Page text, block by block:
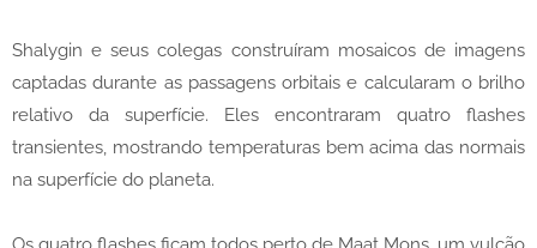
Shalygin e seus colegas construíram mosaicos de imagens
captadas durante as passagens orbitais e calcularam o brilho
relativo da superfície. Eles encontraram quatro flashes
transientes, mostrando temperaturas bem acima das normais
na superfície do planeta.